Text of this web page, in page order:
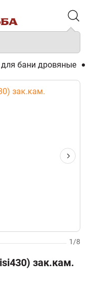
бани дровяные
1/8
зак.кам.